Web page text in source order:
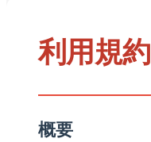
利用規約
概要